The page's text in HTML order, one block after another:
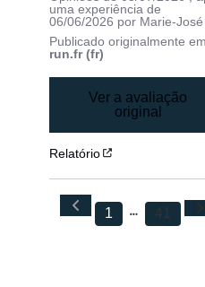
uma experiência de
06/06/2026 por Marie-José
Publicado originalmente
run.fr (fr)
Ver a avaliação
original
Relatório
1 41